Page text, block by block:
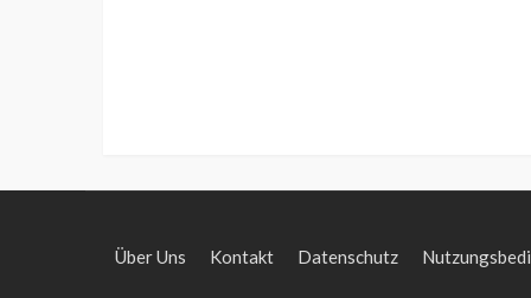
Über Uns Kontakt Datenschutz